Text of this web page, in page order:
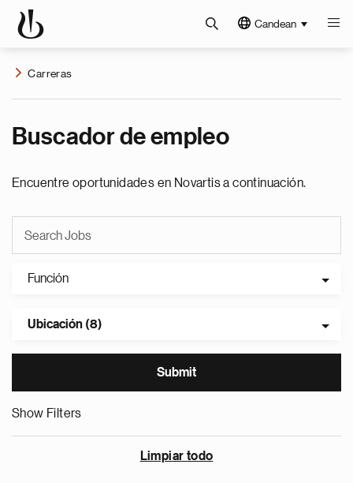
Candean
Carreras
Buscador de empleo
Encuentre oportunidades en Novartis a continuación.
Función
Ubicación (8)
Show Filters
Limpiar todo